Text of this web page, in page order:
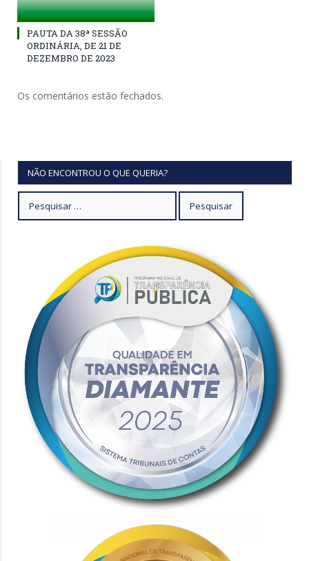
PAUTA DA 38ª SESSÃO
ORDINÁRIA, DE 21 DE
DEZEMBRO DE 2023
Os comentários estão fechados.
NÃO ENCONTROU O QUE QUERIA?